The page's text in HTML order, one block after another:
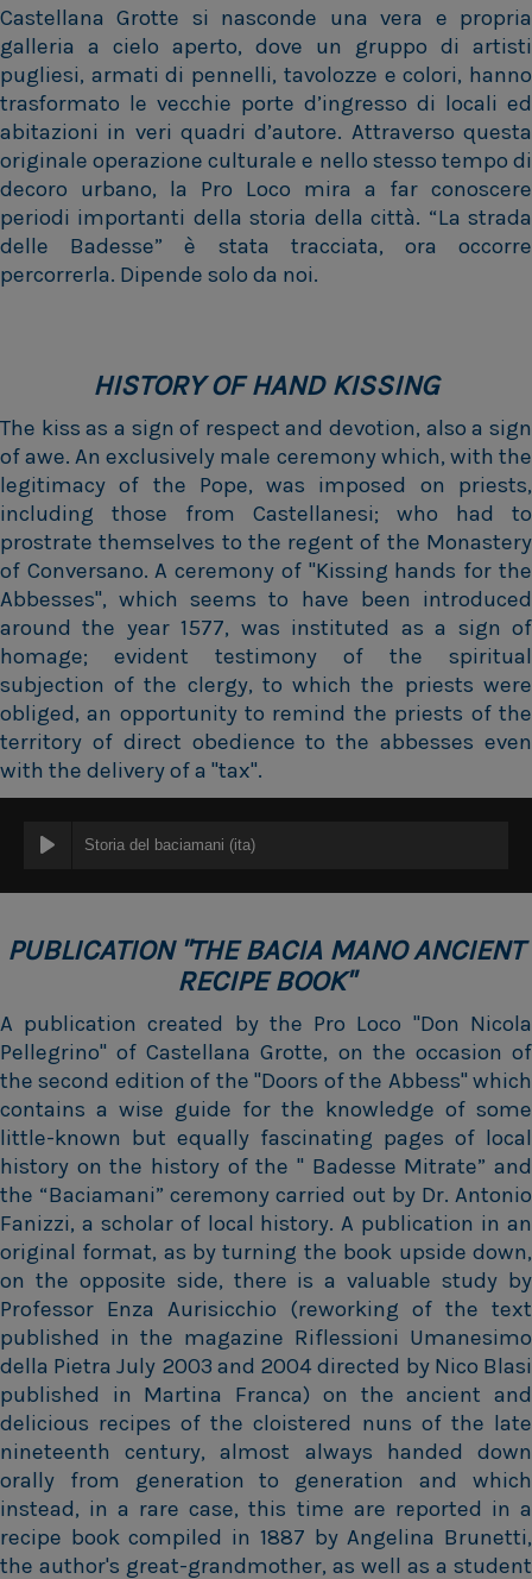
Castellana Grotte si nasconde una vera e propria
galleria a cielo aperto, dove un gruppo di artisti
pugliesi, armati di pennelli, tavolozze e colori, hanno
trasformato le vecchie porte d’ingresso di locali ed
abitazioni in veri quadri d’autore. Attraverso questa
originale operazione culturale e nello stesso tempo di
decoro urbano, la Pro Loco mira a far conoscere
periodi importanti della storia della città. “La strada
delle Badesse” è stata tracciata, ora occorre
percorrerla. Dipende solo da noi.
HISTORY OF HAND KISSING
The kiss as a sign of respect and devotion, also a sign
of awe. An exclusively male ceremony which, with the
legitimacy of the Pope, was imposed on priests,
including those from Castellanesi; who had to
prostrate themselves to the regent of the Monastery
of Conversano. A ceremony of "Kissing hands for the
Abbesses", which seems to have been introduced
around the year 1577, was instituted as a sign of
homage; evident testimony of the spiritual
subjection of the clergy, to which the priests were
obliged, an opportunity to remind the priests of the
territory of direct obedience to the abbesses even
with the delivery of a "tax".
Storia del baciamani (ita)
PUBLICATION "THE BACIA MANO ANCIENT
RECIPE BOOK"
A publication created by the Pro Loco "Don Nicola
Pellegrino" of Castellana Grotte, on the occasion of
the second edition of the "Doors of the Abbess" which
contains a wise guide for the knowledge of some
little-known but equally fascinating pages of local
history on the history of the " Badesse Mitrate” and
the “Baciamani” ceremony carried out by Dr. Antonio
Fanizzi, a scholar of local history. A publication in an
original format, as by turning the book upside down,
on the opposite side, there is a valuable study by
Professor Enza Aurisicchio (reworking of the text
published in the magazine Riflessioni Umanesimo
della Pietra July 2003 and 2004 directed by Nico Blasi
published in Martina Franca) on the ancient and
delicious recipes of the cloistered nuns of the late
nineteenth century, almost always handed down
orally from generation to generation and which
instead, in a rare case, this time are reported in a
recipe book compiled in 1887 by Angelina Brunetti,
the author's great-grandmother, as well as a student